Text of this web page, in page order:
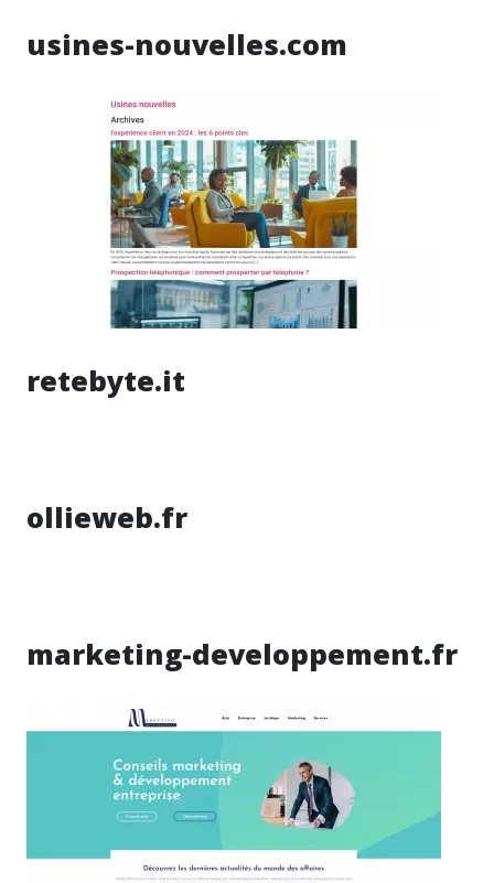
usines-nouvelles.com
retebyte.it
ollieweb.fr
marketing-developpement.fr